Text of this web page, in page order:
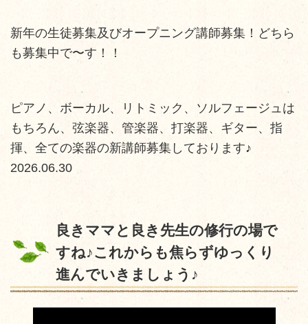
新年の生徒募集及びオープニング講師募集！どちら
も募集中で〜す！！
ピアノ、ボーカル、リトミック、ソルフェージュは
もちろん、弦楽器、管楽器、打楽器、ギター、指
揮、全ての楽器の新講師募集しております♪
2026.06.30
良きママと良き先生の修行の場で
すね♪これからも焦らずゆっくり
進んでいきましょう♪